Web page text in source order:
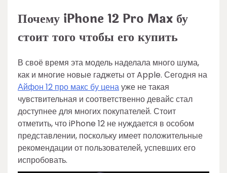
Почему iPhone 12 Pro Max бу
стоит того чтобы его купить
В своё время эта модель наделала много шума,
как и многие новые гаджеты от Apple. Сегодня на
Айфон 12 про макс бу ценауже не такая
чувствительная и соответственно девайс стал
доступнее для многих покупателей. Стоит
отметить, что iPhone 12 не нуждается в особом
представлении, поскольку имеет положительные
рекомендации от пользователей, успевших его
испробовать.